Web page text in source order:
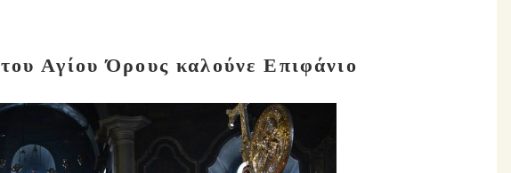
Αγίου Όρους καλούνε Επιφάνιο